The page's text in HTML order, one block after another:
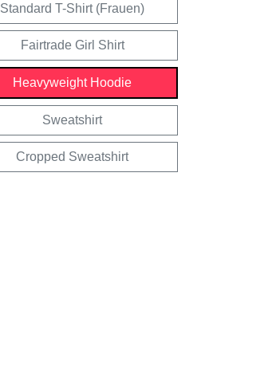
Standard T-Shirt (Frauen)
Fairtrade Girl Shirt
Heavyweight Hoodie
Sweatshirt
Cropped Sweatshirt